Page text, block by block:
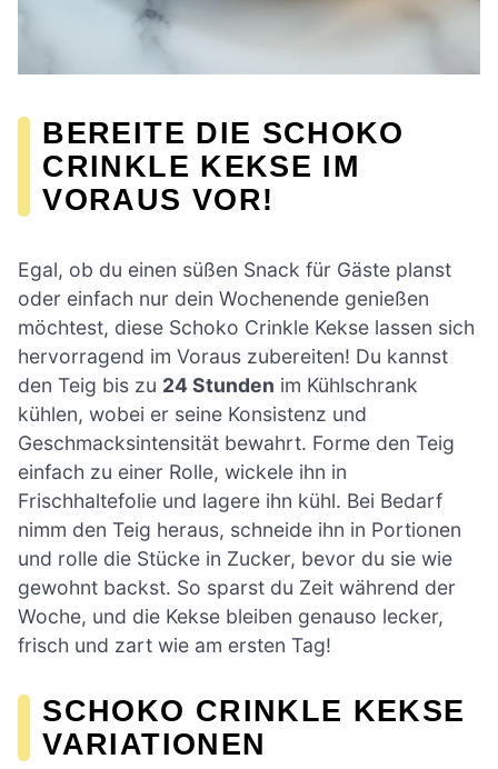
BEREITE DIE SCHOKO
CRINKLE KEKSE IM
VORAUS VOR!
Egal, ob du einen süßen Snack für Gäste planst
oder einfach nur dein Wochenende genießen
möchtest, diese Schoko Crinkle Kekse lassen sich
hervorragend im Voraus zubereiten! Du kannst
den Teig bis zu 24 Stunden im Kühlschrank
kühlen, wobei er seine Konsistenz und
Geschmacksintensität bewahrt. Forme den Teig
einfach zu einer Rolle, wickele ihn in
Frischhaltefolie und lagere ihn kühl. Bei Bedarf
nimm den Teig heraus, schneide ihn in Portionen
und rolle die Stücke in Zucker, bevor du sie wie
gewohnt backst. So sparst du Zeit während der
Woche, und die Kekse bleiben genauso lecker,
frisch und zart wie am ersten Tag!
SCHOKO CRINKLE KEKSE
VARIATIONEN